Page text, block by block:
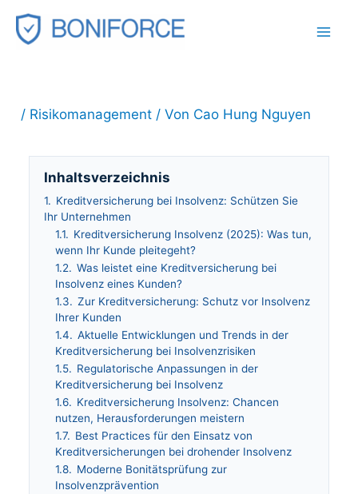
Inhalt
springen
/ Risikomanagement / Von Cao Hung Nguyen
Inhaltsverzeichnis
1. Kreditversicherung bei Insolvenz: Schützen Sie
Ihr Unternehmen
1.1. Kreditversicherung Insolvenz (2025): Was tun,
wenn Ihr Kunde pleitegeht?
1.2. Was leistet eine Kreditversicherung bei
Insolvenz eines Kunden?
1.3. Zur Kreditversicherung: Schutz vor Insolvenz
Ihrer Kunden
1.4. Aktuelle Entwicklungen und Trends in der
Kreditversicherung bei Insolvenzrisiken
1.5. Regulatorische Anpassungen in der
Kreditversicherung bei Insolvenz
1.6. Kreditversicherung Insolvenz: Chancen
nutzen, Herausforderungen meistern
1.7. Best Practices für den Einsatz von
Kreditversicherungen bei drohender Insolvenz
1.8. Moderne Bonitätsprüfung zur
Insolvenzprävention